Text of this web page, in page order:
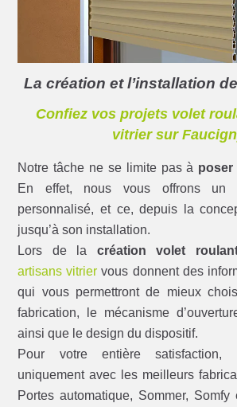
La création et l’installation
Confiez vos projets volet
vitrier sur
Notre tâche ne se limite pas à
En effet, nous vous offrons un
personnalisé, et ce, depuis la
jusqu’à son installation.
Lors de la création volet
artisans vitrier vous donnent des
qui vous permettront de mieux
fabrication, le mécanisme
ainsi que le design du dispositif.
Pour votre entière satisfaction,
uniquement avec les meilleurs
Portes automatique, Sommer, Somfy